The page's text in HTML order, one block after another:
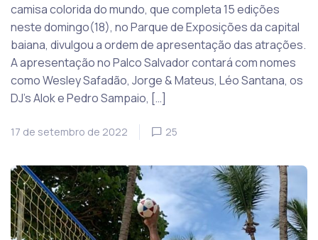
camisa colorida do mundo, que completa 15 edições
neste domingo(18), no Parque de Exposições da capital
baiana, divulgou a ordem de apresentação das atrações.
A apresentação no Palco Salvador contará com nomes
como Wesley Safadão, Jorge & Mateus, Léo Santana, os
DJ’s Alok e Pedro Sampaio, […]
17 de setembro de 2022 25